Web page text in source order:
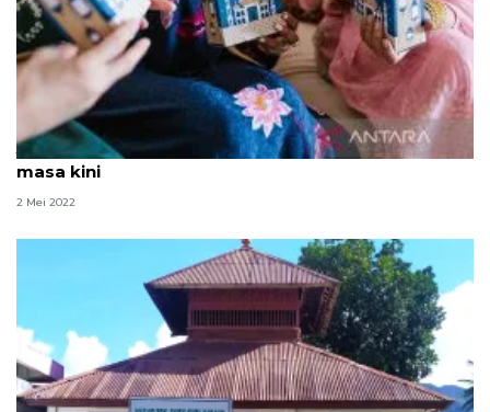
Jejak tradisi hantaran dari masa kerajaan hingga
masa kini
2 Mei 2022